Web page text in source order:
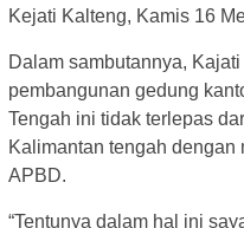
Kejati Kalteng, Kamis 16
Dalam sambutannya,
pembangunan gedung
Tengah ini tidak terlepas
Kalimantan tengah
APBD.
“Tentunya dalam hal ini